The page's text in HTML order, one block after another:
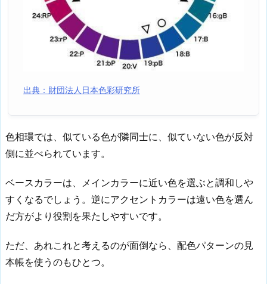
出典：財団法人日本色彩研究所
色相環では、似ている色が隣同士に、似ていない色が反対
側に並べられています。
ベースカラーは、メインカラーに近い色を選ぶと調和しや
すくなるでしょう。逆にアクセントカラーは遠い色を選ん
だ方がより役割を果たしやすいです。
ただ、あれこれと考えるのが面倒なら、配色パターンの見
本帳を使うのもひとつ。